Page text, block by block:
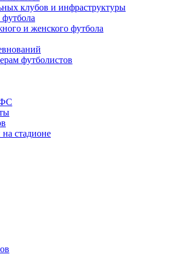
клубов и инфраструктуры
и женского футбола
футболистов
стадионе